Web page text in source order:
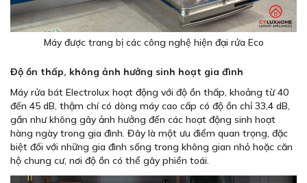
Máy được trang bị các công nghệ hiện đại rửa Eco
Độ ồn thấp, không ảnh hưởng sinh hoạt gia đình
Máy rửa bát Electrolux hoạt động với độ ồn thấp, khoảng từ 40
đến 45 dB, thậm chí có dòng máy cao cấp có độ ồn chỉ 33,4 dB,
gần như không gây ảnh hưởng đến các hoạt động sinh hoạt
hàng ngày trong gia đình. Đây là một ưu điểm quan trọng, đặc
biệt đối với những gia đình sống trong không gian nhỏ hoặc căn
hộ chung cư, nơi độ ồn có thể gây phiền toái.